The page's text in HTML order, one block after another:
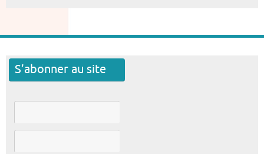
S’abonner au site